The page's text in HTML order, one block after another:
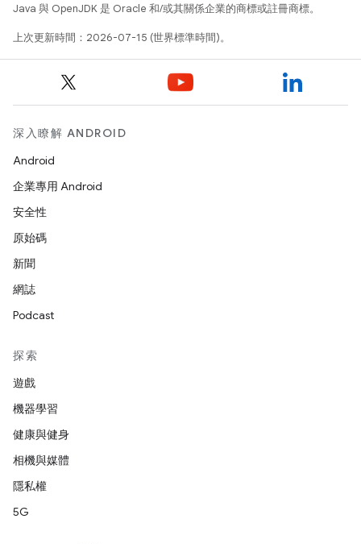
Java 與 OpenJDK 是 Oracle 和/或其關係企業的商標或註冊商標。
上次更新時間：2026-07-15 (世界標準時間)。
深入瞭解 ANDROID
Android
企業專用 Android
安全性
原始碼
新聞
網誌
Podcast
探索
遊戲
機器學習
健康與健身
相機與媒體
隱私權
5G